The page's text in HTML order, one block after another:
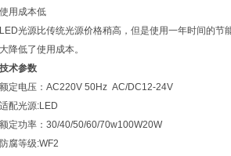
使用成本低
LED光源比传统光源价格稍高，但是使用一年时间的
大降低了使用成本。
技术参数
额定电压：AC220V 50Hz AC/DC12-24V
适配光源:LED
额定功率：30/40/50/60/70w100W20W
防腐等级:WF2